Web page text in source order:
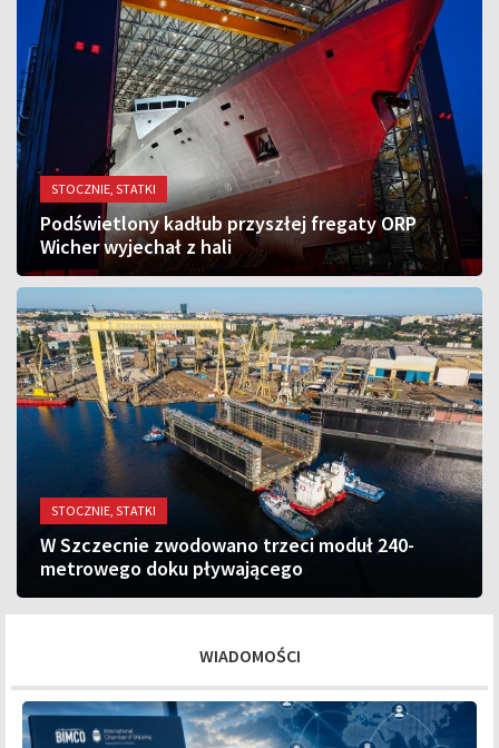
STOCZNIE, STATKI
Podświetlony kadłub przyszłej fregaty ORP
Wicher wyjechał z hali
STOCZNIE, STATKI
W Szczecnie zwodowano trzeci moduł 240-
metrowego doku pływającego
WIADOMOŚCI